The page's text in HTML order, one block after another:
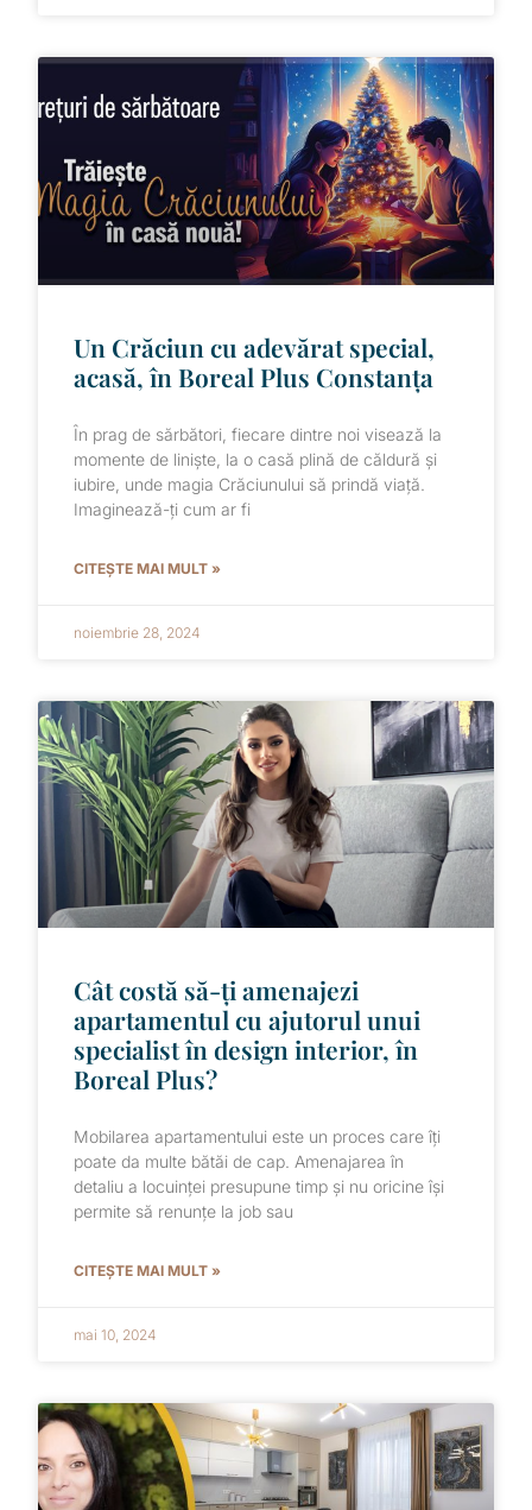
Un Crăciun cu adevărat special,
acasă, în Boreal Plus Constanța
În prag de sărbători, fiecare dintre noi visează la
momente de liniște, la o casă plină de căldură și
iubire, unde magia Crăciunului să prindă viață.
Imaginează-ți cum ar fi
CITEȘTE MAI MULT »
noiembrie 28, 2024
Cât costă să-ți amenajezi
apartamentul cu ajutorul unui
specialist în design interior, în
Boreal Plus?
Mobilarea apartamentului este un proces care îți
poate da multe bătăi de cap. Amenajarea în
detaliu a locuinței presupune timp și nu oricine își
permite să renunțe la job sau
CITEȘTE MAI MULT »
mai 10, 2024